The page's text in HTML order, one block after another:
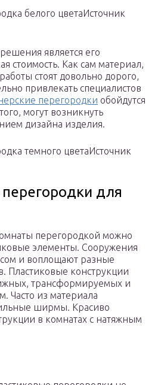
белого цветаИсточник
является его
стоимость. Как сам материал,
стоят довольно дорого,
привлекать специалистов
перегородки обойдутся
могут возникнуть
дизайна изделия.
темного цветаИсточник
для
перегородкой можно
элементы. Сооружения
и воплощают разные
Пластиковые конструкции
трансформируемых и
Часто из материала
ширмы. Красиво
в комнатах с натяжным